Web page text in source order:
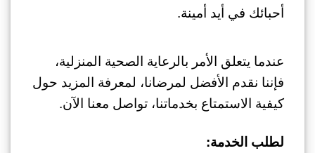
أحبائك في أيد أمينة.
عندما يتعلق الأمر بالرعاية الصحية المنزلية،
فإننا نقدم الأفضل لمرضانا، لمعرفة المزيد حول
كيفية الاستمتاع بخدماتنا، تواصل معنا الآن.
لطلب الخدمة: